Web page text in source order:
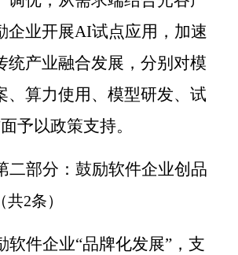
企业开展AI试点应用，加速
统产业融合发展，分别对模
、算力使用、模型研发、试
予以政策支持。
二部分：鼓励软件企业创品
（共2条）
软件企业“品牌化发展” ，支